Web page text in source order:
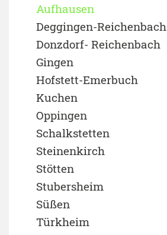
Aufhausen
Deggingen-Reichenbach
Donzdorf- Reichenbach
Gingen
Hofstett-Emerbuch
Kuchen
Oppingen
Schalkstetten
Steinenkirch
Stötten
Stubersheim
Süßen
Türkheim